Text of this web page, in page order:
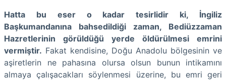
Hatta bu eser o kadar tesirlidir ki, İngiliz
Başkumandanına bahsedildiği zaman, Bediüzzaman
Hazretlerinin görüldüğü yerde öldürülmesi emrini
vermiştir. Fakat kendisine, Doğu Anadolu bölgesinin ve
aşiretlerin ne pahasına olursa olsun bunun intikamını
almaya çalışacakları söylenmesi üzerine, bu emri geri